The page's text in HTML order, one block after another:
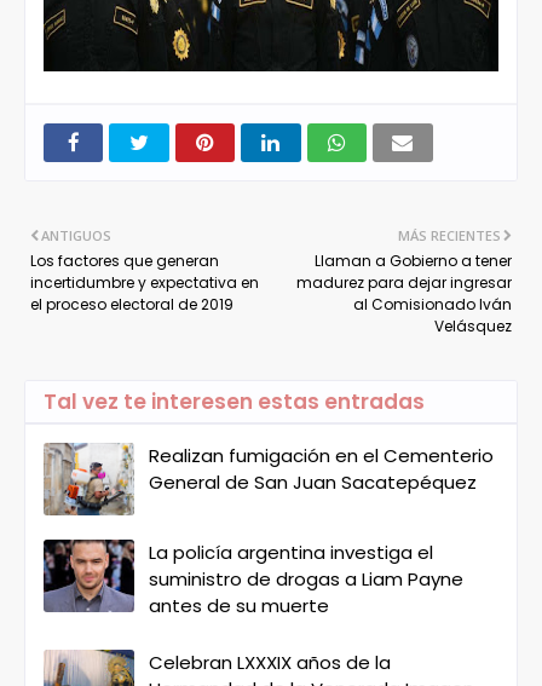
MÁS RECIENTES
Llaman a Gobierno a tener
madurez para dejar ingresar
al Comisionado Iván
Velásquez
ANTIGUOS
Los factores que generan
incertidumbre y expectativa en
el proceso electoral de 2019
Tal vez te interesen estas entradas
Realizan fumigación en el Cementerio
General de San Juan Sacatepéquez
La policía argentina investiga el
suministro de drogas a Liam Payne
antes de su muerte
Celebran LXXXIX años de la